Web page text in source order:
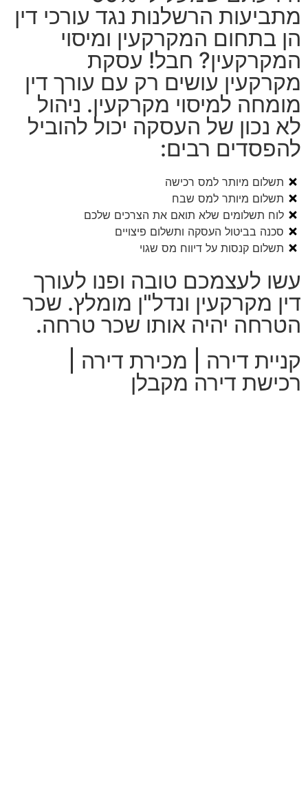
מתביעות הרשלנות נגד עורכי דין
הן בתחום המקרקעין ומיסוי
המקרקעין? חבל! עסקת
מקרקעין עושים רק עם עורך דין
מומחה למיסוי מקרקעין. ניהול
לא נכון של העסקה יכול להוביל
להפסדים רבים:
תשלום מיותר למס רכישה
תשלום מיותר למס שבח
לוח תשלומים שלא תואם את הצרכים שלכם
סכנה בביטול העסקה ותשלום פיצויים
תשלום קנסות על דיווח מס שגוי
עשו לעצמכם טובה ופנו לעורך
דין מקרקעין ונדל"ן מומלץ. שכר
הטרחה יהיה אותו שכר טרחה.
קניית דירה | מכירת דירה |
רכישת דירה מקבלן